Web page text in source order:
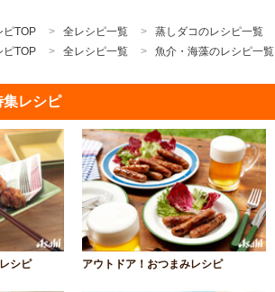
ピTOP 全レシピ一覧
蒸しダコのレシピ一覧
ピTOP
全レシピ一覧 魚介・海藻のレシピ一覧
集レシピ
シピ アウトドア！おつまみレシピ